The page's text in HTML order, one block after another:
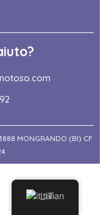
MONGRANDO (BI) CF
Italian